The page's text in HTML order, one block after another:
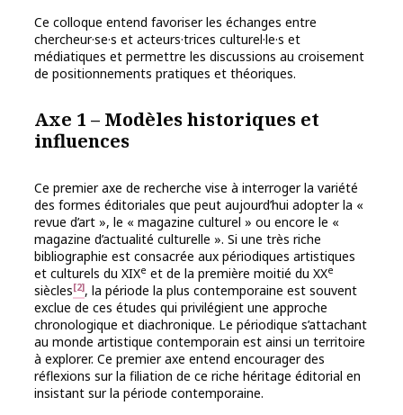
Ce colloque entend favoriser les échanges entre
chercheur·se·s et acteurs·trices culturel·le·s et
médiatiques et permettre les discussions au croisement
de positionnements pratiques et théoriques.
Axe 1 – Modèles historiques et
influences
Ce premier axe de recherche vise à interroger la variété
des formes éditoriales que peut aujourd’hui adopter la «
revue d’art », le « magazine culturel » ou encore le «
magazine d’actualité culturelle ». Si une très riche
bibliographie est consacrée aux périodiques artistiques
et culturels du XIXe et de la première moitié du XXe
siècles[2], la période la plus contemporaine est souvent
exclue de ces études qui privilégient une approche
chronologique et diachronique. Le périodique s’attachant
au monde artistique contemporain est ainsi un territoire
à explorer. Ce premier axe entend encourager des
réflexions sur la filiation de ce riche héritage éditorial en
insistant sur la période contemporaine.